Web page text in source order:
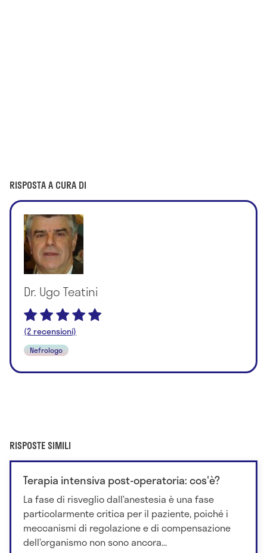
RISPOSTA A CURA DI
Dr. Ugo Teatini
(2 recensioni)
Nefrologo
RISPOSTE SIMILI
Terapia intensiva post-operatoria: cos'è?
La fase di risveglio dall’anestesia è una fase
particolarmente critica per il paziente, poiché i
meccanismi di regolazione e di compensazione
dell’organismo non sono ancora...